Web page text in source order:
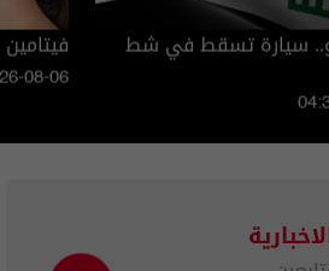
سيارة تسقط في شط
08-06